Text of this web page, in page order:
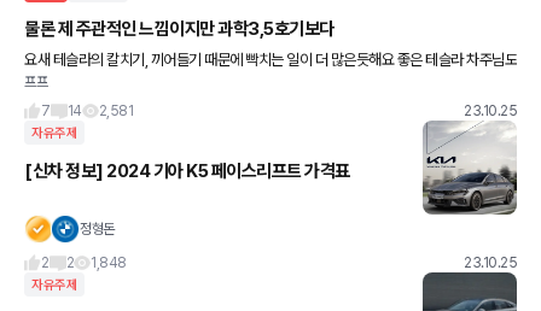
물론 제 주관적인 느낌이지만 과학3,5호기보다
요새 테슬라의 칼치기, 끼어들기 때문에 빡치는 일이 더 많은듯해요 좋은 테슬라 차주님도
많을 텐데 왜 나한테만ㅠㅠ
프프
7
14 2,581 23.10.25
자유주제
[신차 정보] 2024 기아 K5 페이스리프트 가격표
정형돈
2
2 1,848 23.10.25
자유주제